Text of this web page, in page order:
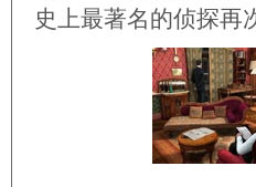
史上最著名的侦探再